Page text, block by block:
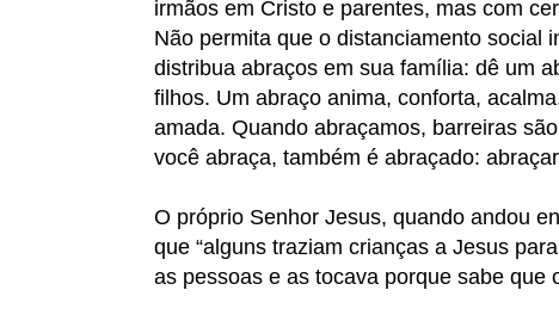
irmãos em Cristo e parentes, mas com
Não permita que o distanciamento social
distribua abraços em sua família: dê um
filhos. Um abraço anima, conforta,
amada. Quando abraçamos, barreiras
você abraça, também é abraçado:
O próprio Senhor Jesus, quando andou
que “alguns traziam crianças a Jesus
as pessoas e as tocava porque sabe que